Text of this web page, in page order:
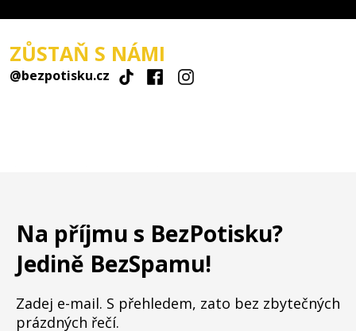
ZŮSTAŇ S NÁMI
@bezpotisku.cz
Na příjmu s BezPotisku?
Jedině BezSpamu!
Zadej e-mail. S přehledem, zato bez zbytečných
prázdných řečí.